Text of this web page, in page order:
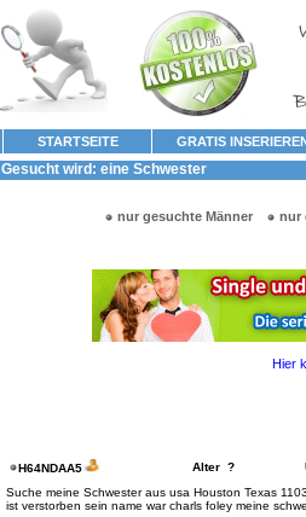
STARTSEITE GRATIS
Gesucht wird: eine Schwester
nur gesuchte Männer nur
Hier
H64NDAA5 Alter ?
Suche meine Schwester aus usa Houston Texas
ist verstorben sein name war charls foley meine